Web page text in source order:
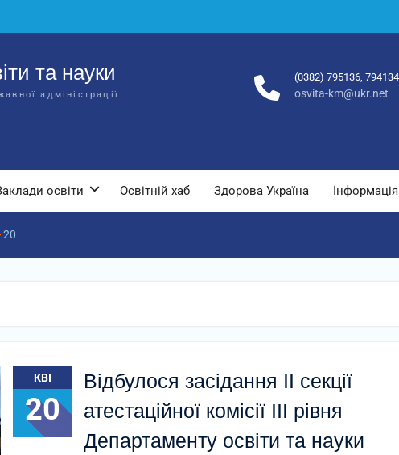
та науки
адміністрації
(0382) 795136,
osvita-km@ukr.net
освіти Освітній хаб Здорова Україна
20
КВІ
20
Відбулося засідання ІІ секції
атестаційної комісії ІІІ рівня
Департаменту освіти та науки